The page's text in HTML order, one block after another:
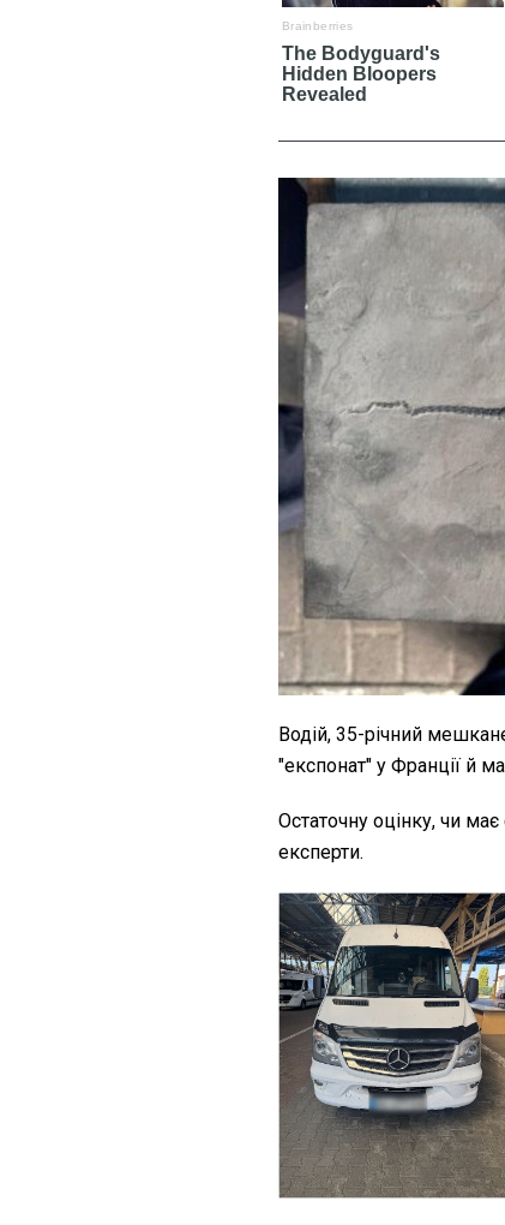
Водій, 35-річний
"експонат" у Франції й
Остаточну оцінку, чи має
експерти.